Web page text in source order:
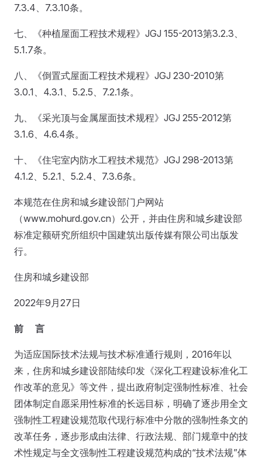
7.3.4、7.3.10条。
七、《种植屋面工程技术规程》JGJ 155-2013第3.2.3、
5.1.7条。
八、《倒置式屋面工程技术规程》JGJ 230-2010第
3.0.1、4.3.1、5.2.5、7.2.1条。
九、《采光顶与金属屋面技术规程》JGJ 255-2012第
3.1.6、4.6.4条。
十、《住宅室内防水工程技术规范》JGJ 298-2013第
4.1.2、5.2.1、5.2.4、7.3.6条。
本规范在住房和城乡建设部门户网站
（www.mohurd.gov.cn）公开，并由住房和城乡建设部
标准定额研究所组织中国建筑出版传媒有限公司出版发
行。
住房和城乡建设部
2022年9月27日
前 言
为适应国际技术法规与技术标准通行规则，2016年以
来，住房和城乡建设部陆续印发《深化工程建设标准化工
作改革的意见》等文件，提出政府制定强制性标准、社会
团体制定自愿采用性标准的长远目标，明确了逐步用全文
强制性工程建设规范取代现行标准中分散的强制性条文的
改革任务，逐步形成由法律、行政法规、部门规章中的技
术性规定与全文强制性工程建设规范构成的“技术法规”体